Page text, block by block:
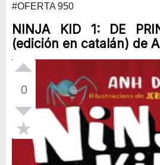
person
add
Menu
#OFERTA 950
NINJA KID 1: DE
(edición en catalán) de
0